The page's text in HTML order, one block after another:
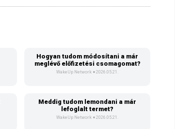
Hogyan tudom módosítani a már
meglévő előfizetési csomagomat?
WakeUp Network 2026.05.21.
Meddig tudom lemondani a már
lefoglalt termet?
WakeUp Network 2026.05.21.